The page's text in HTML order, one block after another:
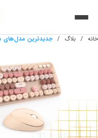
خانه / بلاگ / جدیدترین مدل‌های